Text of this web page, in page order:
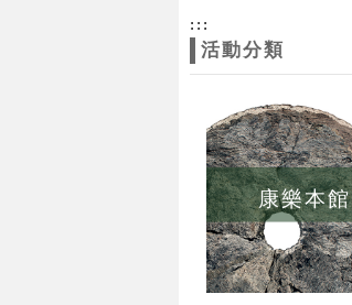
:::
活動分類
康樂本館